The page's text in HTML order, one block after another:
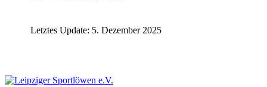
Letztes Update: 5. Dezember 2025